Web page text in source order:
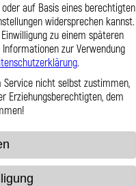
87,95 €
Zum Produkt
auf Basis eines berechtigten
widersprechen kannst.
zu einem späteren
zur Verwendung
.
nicht selbst zustimmen,
Erziehungsberechtigten, dem